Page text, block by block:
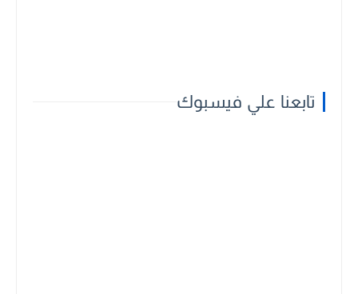
تابعنا علي فيسبوك